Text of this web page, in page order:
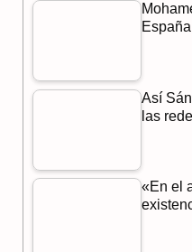
a p
Así
las
«En el